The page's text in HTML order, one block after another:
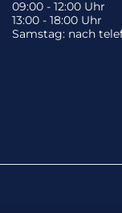
09:00 - 12:00 Uhr
13:00 - 18:00 Uhr
Samstag: nach